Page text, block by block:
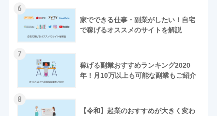
6
家でできる仕事・副業がしたい！自宅
で稼げるオススメのサイトを解説
7
稼げる副業おすすめランキング2020
年！月10万以上も可能な副業もご紹介
8
【令和】起業のおすすめが大きく変わ